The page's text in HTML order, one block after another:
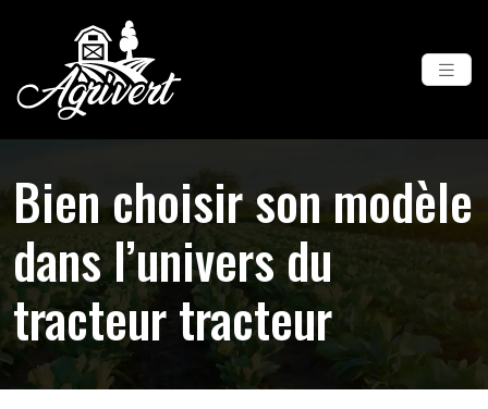
Bien choisir son modèle
dans l’univers du
tracteur tracteur